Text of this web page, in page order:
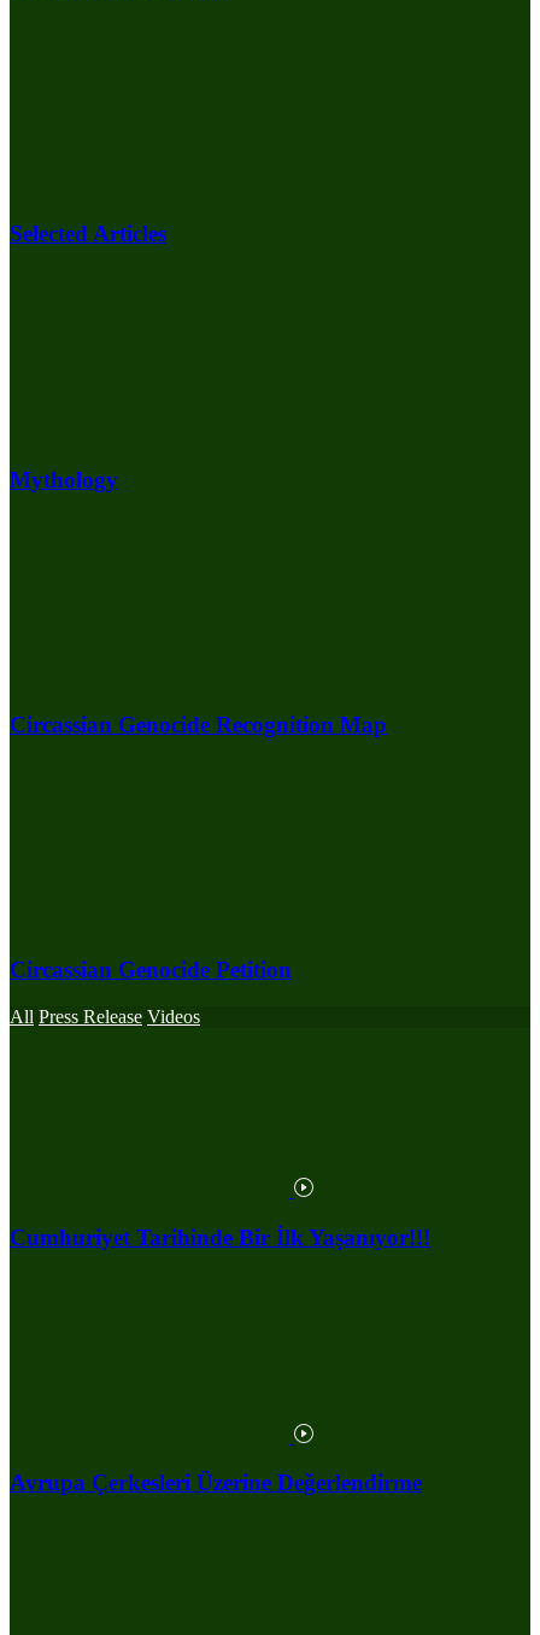
Selected Articles
Mythology
Circassian Genocide Recognition Map
Circassian Genocide Petition
All Press Release Videos
Cumhuriyet Tarihinde Bir İlk Yaşanıyor!!!
Avrupa Çerkesleri Üzerine Değerlendirme